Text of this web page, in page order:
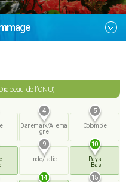
de l’ONU)
4
Danemark/Allema
gne
5
Colombie
9
Inde/Italie
10
Pays
- Bas
14 15